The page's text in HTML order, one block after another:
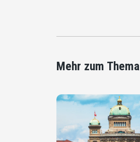
Mehr zum Thema